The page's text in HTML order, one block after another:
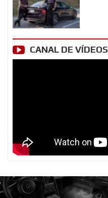
CANAL DE VÍDEOS